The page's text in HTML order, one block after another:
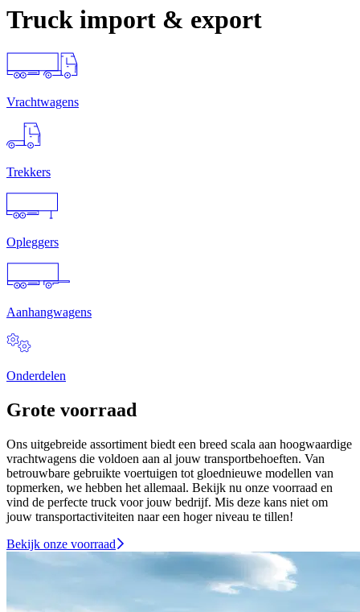
Truck import & export
Vrachtwagens
Trekkers
Opleggers
Aanhangwagens
Onderdelen
Grote voorraad
Ons uitgebreide assortiment biedt een breed scala aan hoogwaardige
vrachtwagens die voldoen aan al jouw transportbehoeften. Van
betrouwbare gebruikte voertuigen tot gloednieuwe modellen van
topmerken, we hebben het allemaal. Bekijk nu onze voorraad en
vind de perfecte truck voor jouw bedrijf. Mis deze kans niet om
jouw transportactiviteiten naar een hoger niveau te tillen!
Bekijk onze voorraad